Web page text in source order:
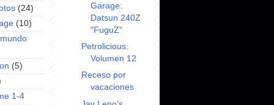
(24)
(10)
(5)
1-4
Garage:
Datsun 240Z
"FuguZ"
Petrolicious:
Volumen 12
Receso por
vacaciones